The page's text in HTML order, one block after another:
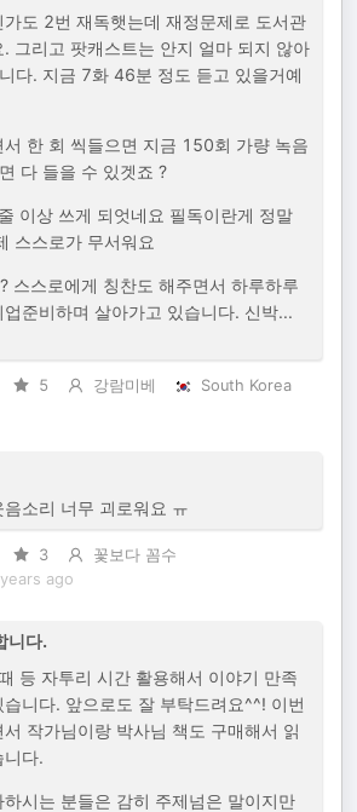
도 2번 재독햇는데 재정문제로 도서관
그리고 팟캐스트는 안지 얼마 되지 않아
다. 지금 7화 46분 정도 듣고 있을거예
한 회 씩들으면 지금 150회 가량 녹음
다 들을 수 있겟죠 ?
이상 쓰게 되엇네요 필독이란게 정말
스스로가 무서워요
스스로에게 칭찬도 해주면서 하루하루
준비하며 살아가고 있습니다. 신박...
5 강람미베
South Korea
소리 너무 괴로워요 ㅠ
3
꽃보다 꼼수
ago
니다.
등 자투리 시간 활용해서 이야기 만족
니다. 앞으로도 잘 부탁드려요^^! 이번
작가님이랑 박사님 책도 구매해서 읽
니다.
시는 분들은 감히 주제넘은 말이지만